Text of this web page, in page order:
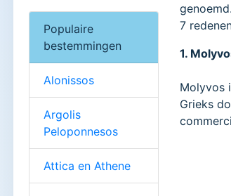
7
1.
Molyvos
Grieks
Populaire
bestemmingen
Alonissos
Argolis
Peloponnesos
Attica en Athene